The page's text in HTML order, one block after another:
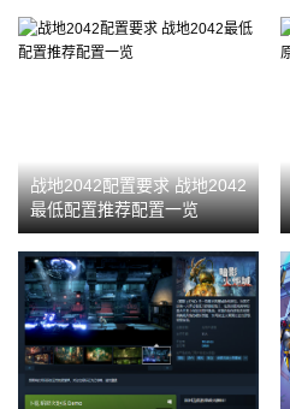
战地2042配置要求 战地2042
最低配置推荐配置一览